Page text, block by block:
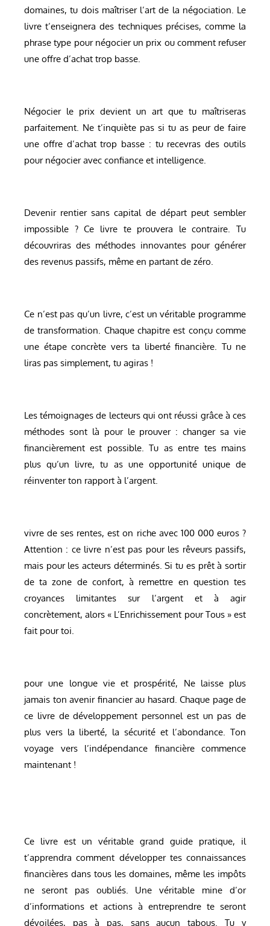
domaines, tu dois maîtriser l’art de la négociation. Le
livre t’enseignera des techniques précises, comme la
phrase type pour négocier un prix ou comment refuser
une offre d’achat trop basse.
Négocier le prix devient un art que tu maîtriseras
parfaitement. Ne t’inquiète pas si tu as peur de faire
une offre d’achat trop basse : tu recevras des outils
pour négocier avec confiance et intelligence.
Devenir rentier sans capital de départ peut sembler
impossible ? Ce livre te prouvera le contraire. Tu
découvriras des méthodes innovantes pour générer
des revenus passifs, même en partant de zéro.
Ce n’est pas qu’un livre, c’est un véritable programme
de transformation. Chaque chapitre est conçu comme
une étape concrète vers ta liberté financière. Tu ne
liras pas simplement, tu agiras !
Les témoignages de lecteurs qui ont réussi grâce à ces
méthodes sont là pour le prouver : changer sa vie
financièrement est possible. Tu as entre tes mains
plus qu’un livre, tu as une opportunité unique de
réinventer ton rapport à l’argent.
vivre de ses rentes, est on riche avec 100 000 euros ?
Attention : ce livre n’est pas pour les rêveurs passifs,
mais pour les acteurs déterminés. Si tu es prêt à sortir
de ta zone de confort, à remettre en question tes
croyances limitantes sur l’argent et à agir
concrètement, alors « L’Enrichissement pour Tous » est
fait pour toi.
pour une longue vie et prospérité, Ne laisse plus
jamais ton avenir financier au hasard. Chaque page de
ce livre de développement personnel est un pas de
plus vers la liberté, la sécurité et l’abondance. Ton
voyage vers l’indépendance financière commence
maintenant !
Ce livre est un véritable grand guide pratique, il
t’apprendra comment développer tes connaissances
financières dans tous les domaines, même les impôts
ne seront pas oubliés. Une véritable mine d’or
d’informations et actions à entreprendre te seront
dévoilées, pas à pas, sans aucun tabous. Tu y